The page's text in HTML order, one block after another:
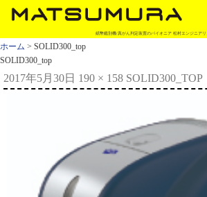
紙幣鑑別機/真がん判定装置のパイオニア 松村エンジニアリ
ホーム > SOLID300_top
SOLID300_top
2017年5月30日 190 × 158 SOLID300_TOP